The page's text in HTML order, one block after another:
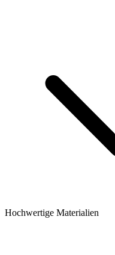
Hochwertige Materialien